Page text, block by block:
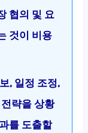
협의 및 요
것이 비용
, 일정 조정,
략을 상황
를 도출할